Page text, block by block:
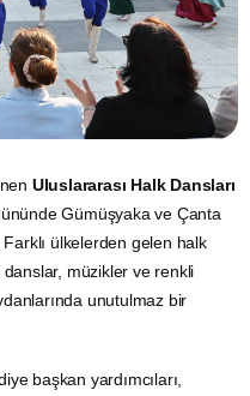
Uluslararası Halk Dansları
Gümüşyaka ve Çanta
ülkelerden gelen halk
müzikler ve renkli
unutulmaz bir
başkan yardımcıları,